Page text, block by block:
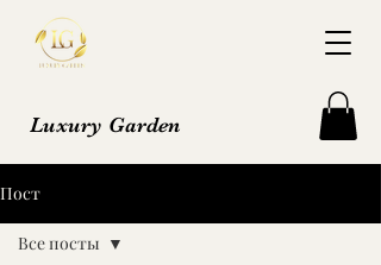
Luxury Garden
Пост
Все посты